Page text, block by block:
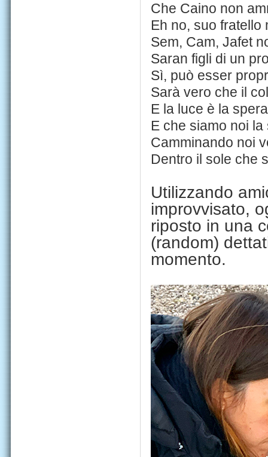
Che Caino non
Eh no, suo fratello
Sem, Cam, Jafet
Saran figli di un
Sì, può esser
Sarà vero che il
E la luce è la
E che siamo noi
Camminando noi
Dentro il sole che
Utilizzando
improvvisato,
riposto in una
(random)
momento.